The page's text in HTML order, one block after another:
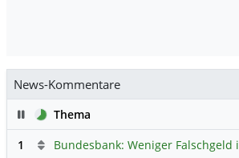
News-Kommentare
PauseThema
1